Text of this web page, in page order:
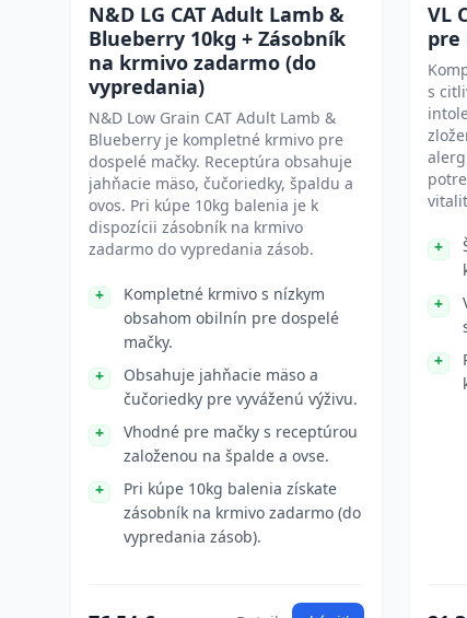
N&D LG CAT Adult Lamb &
Blueberry 10kg + Zásobník
na krmivo zadarmo (do
vypredania)
N&D Low Grain CAT Adult Lamb &
Blueberry je kompletné krmivo pre
dospelé mačky. Receptúra obsahuje
jahňacie mäso, čučoriedky, špaldu a
ovos. Pri kúpe 10kg balenia je k
dispozícii zásobník na krmivo
zadarmo do vypredania zásob.
Kompletné krmivo s nízkym
obsahom obilnín pre dospelé
mačky.
Obsahuje jahňacie mäso a
čučoriedky pre vyváženú výživu.
Vhodné pre mačky s receptúrou
založenou na špalde a ovse.
Pri kúpe 10kg balenia získate
zásobník na krmivo zadarmo (do
vypredania zásob).
VL
pre
s